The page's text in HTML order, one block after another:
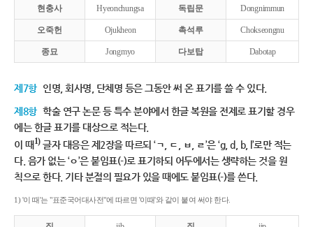
현충사 Hyeonchungsa 독립문 Dongnimmun
오죽헌 Ojukheon 촉석루 Chokseongnu
종묘 Jongmyo 다보탑 Dabotap
제7항 인명, 회사명, 단체명 등은 그동안 써 온 표기를 쓸 수 있다.
제8항 학술 연구 논문 등 특수 분야에서 한글 복원을 전제로 표기할 경우
에는 한글 표기를 대상으로 적는다.
이 때1)글자 대응은 제2장을 따르되 ‘ㄱ, ㄷ, ㅂ, ㄹ’은 ‘g, d, b, l’로만 적는
다. 음가 없는 ‘ㅇ’은 붙임표(-)로 표기하되 어두에서는 생략하는 것을 원
칙으로 한다. 기타 분절의 필요가 있을 때에도 붙임표(-)를 쓴다.
1) '이 때'는 "표준국어대사전"에 따르면 '이때'와 같이 붙여 써야 한다.